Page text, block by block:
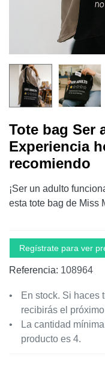
Tote bag Ser
Experiencia
recomiendo
¡Ser un adulto
esta tote bag de Miss
Regístrate para ver
Referencia: 108964
En stock. Si haces
recibirás el
La cantidad
producto es 4.